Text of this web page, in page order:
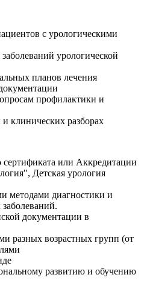
с урологическими
урологической
планов лечения
профилактики и
клинических разборах
или Аккредитации
Детская урология
методами диагностики и
документации в
разных возрастных групп (от
развитию и обучению